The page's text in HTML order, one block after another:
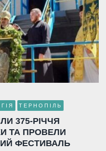
ТЕРНОПІЛЬ
375-РІЧЧЯ
ТА ПРОВЕЛИ
ФЕСТИВАЛЬ